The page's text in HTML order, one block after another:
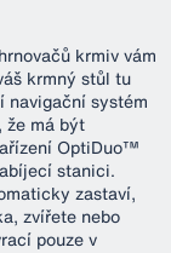
krmiv vám
krmný stůl tu
navigační systém
že má být
OptiDuo™
stanici.
zastaví,
zvířete nebo
pouze v